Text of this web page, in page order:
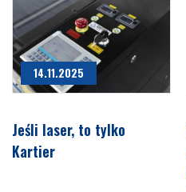
14.11.2025
Jeśli laser, to tylko
Kartier